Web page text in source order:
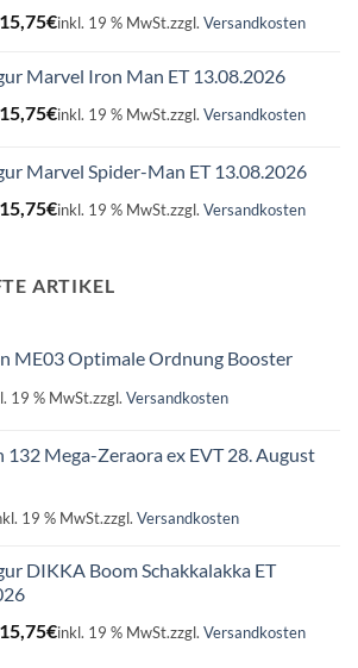
Ursprünglicher
Preis
15,75€Aktueller
15,75€.
inkl. 19 % MwSt.zzgl. Versandkosten
Marvel Iron Man ET 13.08.2026
Ursprünglicher
Preis
15,75€Aktueller
15,75€.
inkl. 19 % MwSt.zzgl. Versandkosten
Marvel Spider-Man ET 13.08.2026
Ursprünglicher
Preis
15,75€Aktueller
15,75€.
inkl. 19 % MwSt.zzgl. Versandkosten
ARTIKEL
ME03 Optimale Ordnung Booster
19 % MwSt.zzgl. Versandkosten
132 Mega-Zeraora ex EVT 28. August
19 % MwSt.zzgl. Versandkosten
DIKKA Boom Schakkalakka ET
Ursprünglicher
Preis
15,75€Aktueller
inkl. 19 % MwSt.zzgl. Versandkosten